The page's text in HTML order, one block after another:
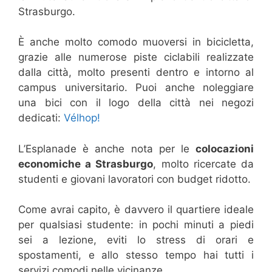
Strasburgo.
È anche molto comodo muoversi in bicicletta,
grazie alle numerose piste ciclabili realizzate
dalla città, molto presenti dentro e intorno al
campus universitario. Puoi anche noleggiare
una bici con il logo della città nei negozi
dedicati: Vélhop!
L’Esplanade è anche nota per le colocazioni
economiche a Strasburgo, molto ricercate da
studenti e giovani lavoratori con budget ridotto.
Come avrai capito, è davvero il quartiere ideale
per qualsiasi studente: in pochi minuti a piedi
sei a lezione, eviti lo stress di orari e
spostamenti, e allo stesso tempo hai tutti i